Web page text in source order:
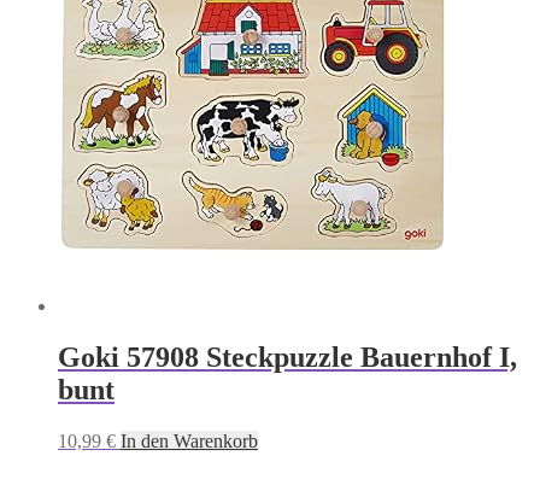
Goki 57908 Steckpuzzle Bauernhof I,
bunt
10,99 € In den Warenkorb